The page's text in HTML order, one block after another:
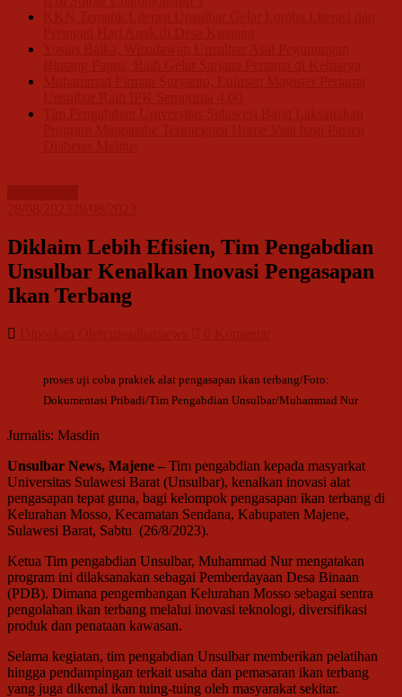
Diklaim Lebih Efisien, Tim Pengabdian
Unsulbar Kenalkan Inovasi Pengasapan
Ikan Terbang
proses uji coba praktek alat pengasapan ikan terbang/Foto:
Dokumentasi Pribadi/Tim Pengabdian Unsulbar/Muhammad Nur
Jurnalis: Masdin
Unsulbar News, Majene – Tim pengabdian kepada masyarkat
Universitas Sulawesi Barat (Unsulbar), kenalkan inovasi alat
pengasapan tepat guna, bagi kelompok pengasapan ikan terbang di
Kelurahan Mosso, Kecamatan Sendana, Kabupaten Majene,
Sulawesi Barat, Sabtu (26/8/2023).
Ketua Tim pengabdian Unsulbar, Muhammad Nur mengatakan
program ini dilaksanakan sebagai Pemberdayaan Desa Binaan
(PDB). Dimana pengembangan Kelurahan Mosso sebagai sentra
pengolahan ikan terbang melalui inovasi teknologi, diversifikasi
produk dan penataan kawasan.
Selama kegiatan, tim pengabdian Unsulbar memberikan pelatihan
hingga pendampingan terkait usaha dan pemasaran ikan terbang
yang juga dikenal ikan tuing-tuing oleh masyarakat sekitar.